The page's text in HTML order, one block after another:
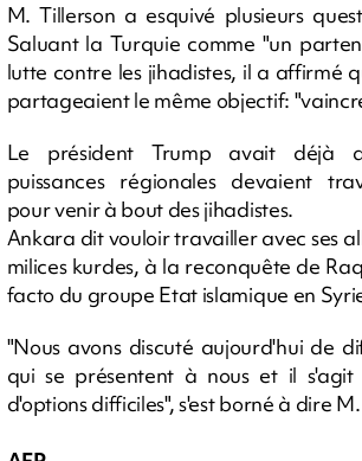
M. Tillerson a esquivé plusieurs
Saluant la Turquie comme "un
lutte contre les jihadistes, il a affirmé
partageaient le même objectif:
Le président Trump avait déjà
puissances régionales devaient
pour venir à bout des jihadistes.
Ankara dit vouloir travailler avec ses
milices kurdes, à la reconquête de
facto du groupe Etat islamique en
"Nous avons discuté aujourd'hui de
qui se présentent à nous et il
d'options difficiles", s'est borné à dire